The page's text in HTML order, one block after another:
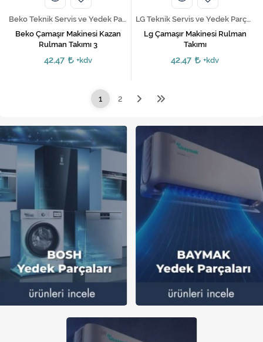
Beko Teknik Servis ve Yedek Parça Hizmetleri
Beko Çamaşır Makinesi Kazan
Rulman Takımı 3
42,47 +kdv
LG Teknik Servis ve Yedek Parça Hizmetleri
Lg Çamaşır Makinesi Rulman
Takımı
42,47 +kdv
1 2